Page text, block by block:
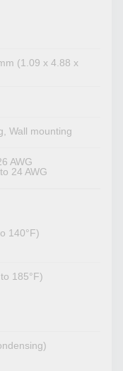
(1.09 x 4.88 x
Wall mounting
AWG
24 AWG
140°F)
185°F)